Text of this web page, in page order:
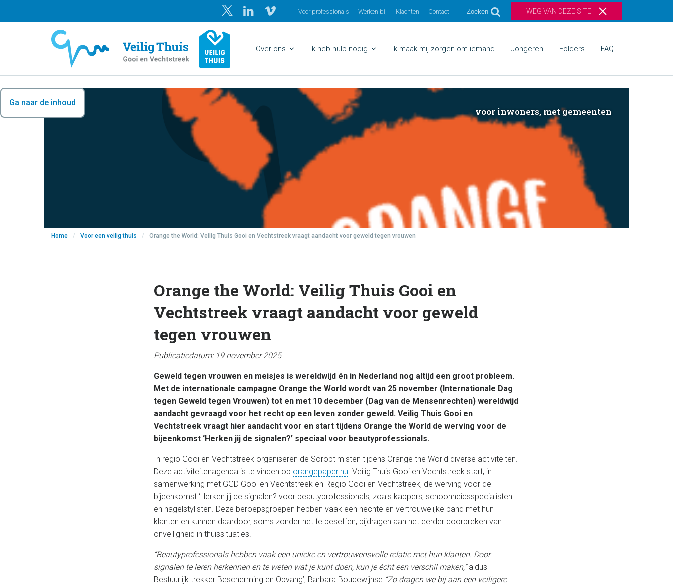
Ga naar de inhoud
Voor professionals Werken bij Klachten Contact Zoeken WEG VAN DEZE SITE
Over ons Ik heb hulp nodig Ik maak mij zorgen om iemand Jongeren Folders FAQ
voor inwoners, metgemeenten
Home / Voor een veilig thuis / Orange the World: Veilig Thuis Gooi en Vechtstreek vraagt aandacht voor geweld tegen vrouwen
Orange the World: Veilig Thuis Gooi en
Vechtstreek vraagt aandacht voor geweld
tegen vrouwen
Publicatiedatum: 19 november 2025
Geweld tegen vrouwen en meisjes is wereldwijd én in Nederland nog altijd een groot probleem.
Met de internationale campagne Orange the World wordt van 25 november (Internationale Dag
tegen Geweld tegen Vrouwen) tot en met 10 december (Dag van de Mensenrechten) wereldwijd
aandacht gevraagd voor het recht op een leven zonder geweld. Veilig Thuis Gooi en
Vechtstreek vraagt hier aandacht voor en start tijdens Orange the World de werving voor de
bijeenkomst ‘Herken jij de signalen?’ speciaal voor beautyprofessionals.
In regio Gooi en Vechtstreek organiseren de Soroptimisten tijdens Orange the World diverse activiteiten.
Deze activiteitenagenda is te vinden op orangepaper.nu. Veilig Thuis Gooi en Vechtstreek start, in
samenwerking met GGD Gooi en Vechtstreek en Regio Gooi en Vechtstreek, de werving voor de
bijeenkomst ‘Herken jij de signalen? voor beautyprofessionals, zoals kappers, schoonheidsspecialisten
en nagelstylisten. Deze beroepsgroepen hebben vaak een hechte en vertrouwelijke band met hun
klanten en kunnen daardoor, soms zonder het te beseffen, bijdragen aan het eerder doorbreken van
onveiligheid in thuissituaties.
“Beautyprofessionals hebben vaak een unieke en vertrouwensvolle relatie met hun klanten. Door
signalen te leren herkennen en te weten wat je kunt doen, kun je écht een verschil maken,”aldus
Bestuurlijk trekker Bescherming en Opvang’, Barbara Boudewijnse “Zo dragen we bij aan een veiligere